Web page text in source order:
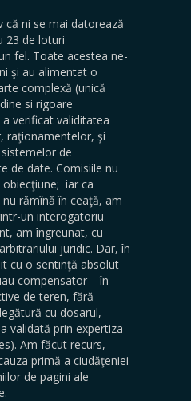
că ni se mai datorează
23 de loturi
fel. Toate acestea ne-
şi au alimentat o
complexă (unică
si rigoare
verificat validitatea
raţionamentelor, şi
de
de date. Comisiile nu
iar ca
rămînă în ceaţă, am
un interogatoriu
am îngreunat, cu
juridic. Dar, în
cu o sentinţă absolut
compensator – în
de teren, fără
cu dosarul,
validată prin expertiza
Am făcut recurs,
primă a ciudăţeniei
de pagini ale